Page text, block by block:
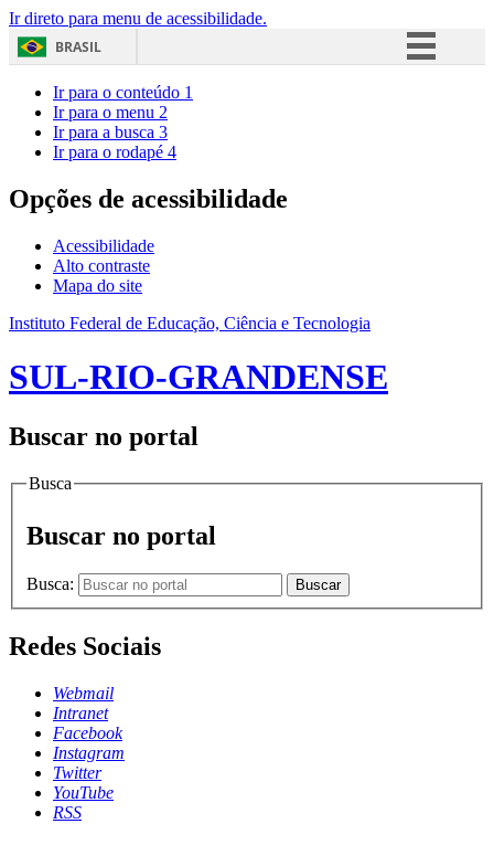
Ir direto para menu de acessibilidade.
BRASIL
Acesso à informação
Ir para o conteúdo 1
Ir para o menu 2
Ir para a busca 3
Ir para o rodapé 4
Opções de acessibilidade
Acessibilidade
Alto contraste
Mapa do site
Instituto Federal de Educação, Ciência e Tecnologia
SUL-RIO-GRANDENSE
Buscar no portal
Busca
Buscar no portal
Busca: Buscar
Redes Sociais
Webmail
Intranet
Facebook
Instagram
Twitter
YouTube
RSS